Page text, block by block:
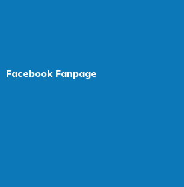
Facebook Fanpage